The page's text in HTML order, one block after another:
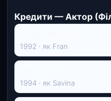
Кредити — Актор
1992 · як Fran
1994 · як Savina